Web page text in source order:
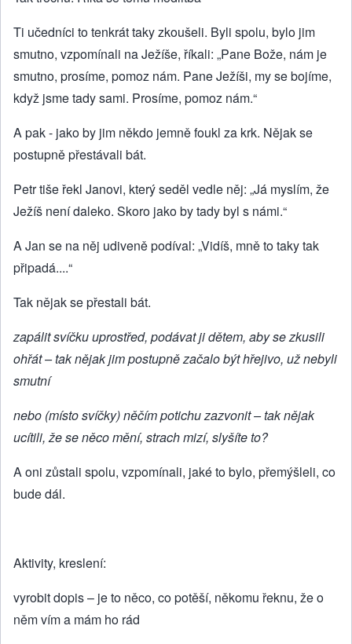
Ti učedníci to tenkrát taky zkoušeli. Byli spolu, bylo jim
smutno, vzpomínali na Ježíše, říkali: „Pane Bože, nám je
smutno, prosíme, pomoz nám. Pane Ježíši, my se bojíme,
když jsme tady sami. Prosíme, pomoz nám.“
A pak - jako by jim někdo jemně foukl za krk. Nějak se
postupně přestávali bát.
Petr tiše řekl Janovi, který seděl vedle něj: „Já myslím, že
Ježíš není daleko. Skoro jako by tady byl s námi.“
A Jan se na něj udiveně podíval: „Vidíš, mně to taky tak
připadá....“
Tak nějak se přestali bát.
zapálit svíčku uprostřed, podávat ji dětem, aby se zkusili
ohřát – tak nějak jim postupně začalo být hřejivo, už nebyli
smutní
nebo (místo svíčky) něčím potichu zazvonit – tak nějak
ucítili, že se něco mění, strach mizí, slyšíte to?
A oni zůstali spolu, vzpomínali, jaké to bylo, přemýšleli, co
bude dál.
Aktivity, kreslení:
vyrobit dopis – je to něco, co potěší, někomu řeknu, že o
něm vím a mám ho rád